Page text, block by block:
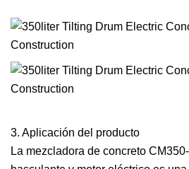
3. Aplicación del producto
La mezcladora de concreto